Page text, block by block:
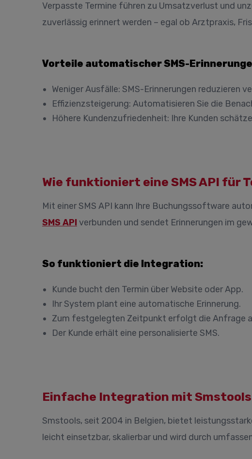
Verpasste Termine führen zu Umsatzverlust und
zuverlässig erinnert werden – egal ob Arztpraxis,
Vorteile automatischer SMS-
Weniger Ausfälle: SMS-Erinnerungen reduzieren
Effizienzsteigerung: Automatisieren Sie die
Höhere Kundenzufriedenheit: Ihre Kunden
Wie funktioniert eine SMS API für
Mit einer SMS API kann Ihre Buchungssoftware
SMS API verbunden und sendet Erinnerungen im
So funktioniert die Integration:
Kunde bucht den Termin über Website oder App.
Ihr System plant eine automatische Erinnerung.
Zum festgelegten Zeitpunkt erfolgt die Anfrage
Der Kunde erhält eine personalisierte SMS.
Einfache Integration mit Smstools
Smstools, seit 2004 in Belgien, bietet
leicht einsetzbar, skalierbar und wird durch